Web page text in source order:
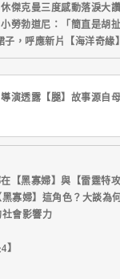
傑克曼三度感動落淚大
勞勃道尼：「簡直是胡扯
，呼應新片【海洋奇緣
演透露【腿】故事源自
【黑寡婦】與【雷霆特
寡婦】這角色？大談為
會影響力